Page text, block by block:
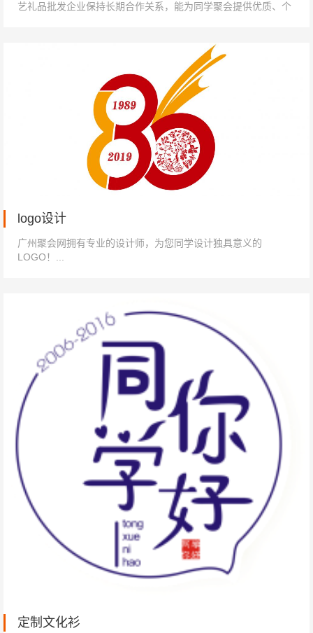
艺礼品批发企业保持长期合作关系，能为同学聚会提供优质、个
logo设计
广州聚会网拥有专业的设计师，为您同学设计独具意义的
LOGO！...
定制文化衫